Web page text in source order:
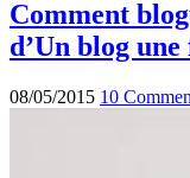
Comment
d’Un blog
08/05/2015 10